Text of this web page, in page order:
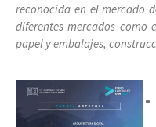
reconocida en el mercado
diferentes mercados como
papel y embalajes,